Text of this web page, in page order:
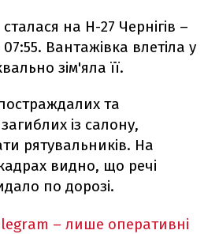
на Н-27 Чернігів –
Вантажівка влетіла у
зім'яла її.
та
із салону,
рятувальників. На
видно, що речі
по дорозі.
– лише оперативні